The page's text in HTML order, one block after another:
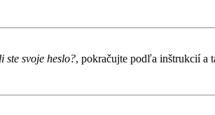
ste svoje heslo?, pokračujte podľa inštrukcií a